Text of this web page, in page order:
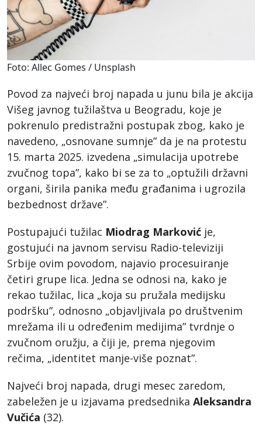
Foto: Allec Gomes / Unsplash
Povod za najveći broj napada u junu bila je akcija
Višeg javnog tužilaštva u Beogradu, koje je
pokrenulo predistražni postupak zbog, kako je
navedeno, „osnovane sumnje” da je na protestu
15. marta 2025. izvedena „simulacija upotrebe
zvučnog topa”, kako bi se za to „optužili državni
organi, širila panika među građanima i ugrozila
bezbednost države”.
Postupajući tužilac Miodrag Marković je,
gostujući na javnom servisu Radio-televiziji
Srbije ovim povodom, najavio procesuiranje
četiri grupe lica. Jedna se odnosi na, kako je
rekao tužilac, lica „koja su pružala medijsku
podršku”, odnosno „objavljivala po društvenim
mrežama ili u određenim medijima” tvrdnje o
zvučnom oružju, a čiji je, prema njegovim
rečima, „identitet manje-više poznat”.
Najveći broj napada, drugi mesec zaredom,
zabeležen je u izjavama predsednika Aleksandra
Vučića (32).